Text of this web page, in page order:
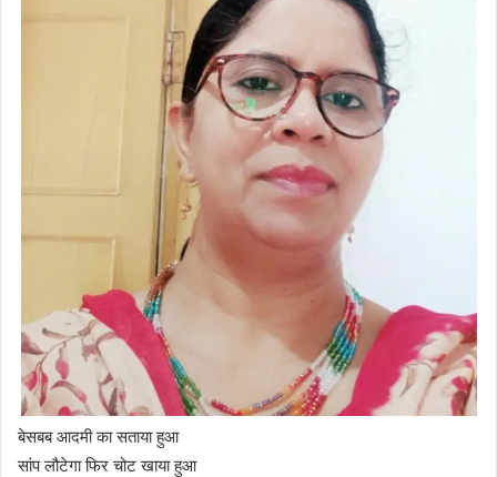
बेसबब आदमी का सताया हुआ
सांप लौटेगा फिर चोट खाया हुआ